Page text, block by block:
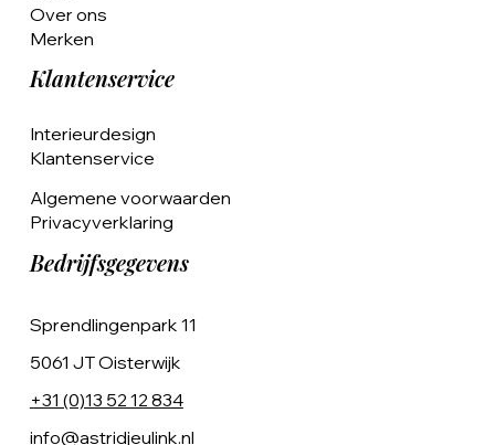
Over ons
Merken
Klantenservice
Interieurdesign
Klantenservice
Algemene voorwaarden
Privacyverklaring
Bedrijfsgegevens
Sprendlingenpark 11
5061 JT Oisterwijk
+31 (0)13 52 12 834
info@astridjeulink.nl